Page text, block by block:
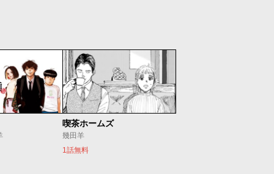
喫茶ホームズ
幾田羊
1話無料